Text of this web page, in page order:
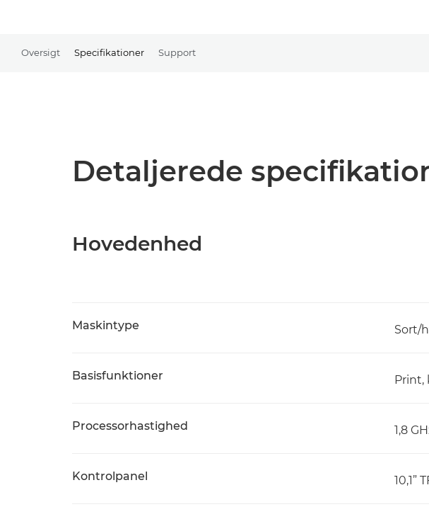
Oversigt Specifikationer Support
Detaljerede
Hovedenhed
Maskintype Sort/
Basisfunktioner Print,
Processorhastighed 1,8
Kontrolpanel 10,1”